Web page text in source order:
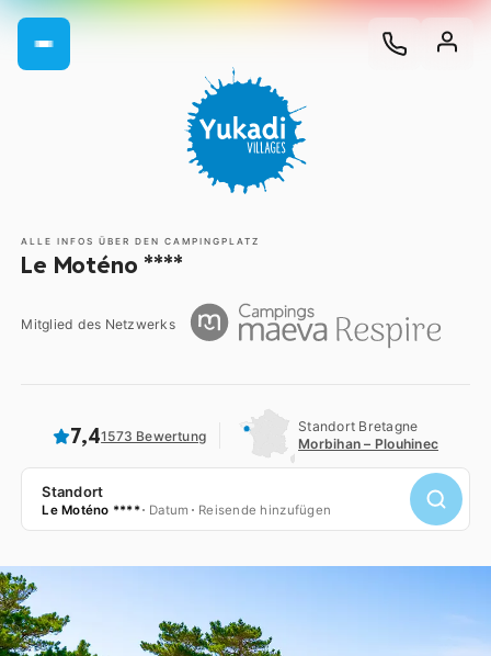
ALLE INFOS ÜBER DEN CAMPINGPLATZ
Le Moténo ****
Mitglied des Netzwerks
7,41573 Bewertung
Standort Bretagne
Morbihan – Plouhinec
Standort
Le Moténo **** Datum Reisende hinzufügen